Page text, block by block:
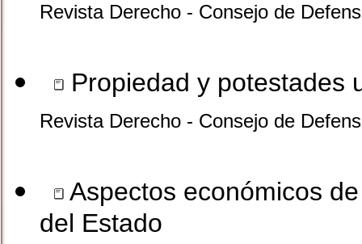
Revista Derecho - Consejo de
Propiedad y potestades
Revista Derecho - Consejo de
Aspectos económicos
del Estado